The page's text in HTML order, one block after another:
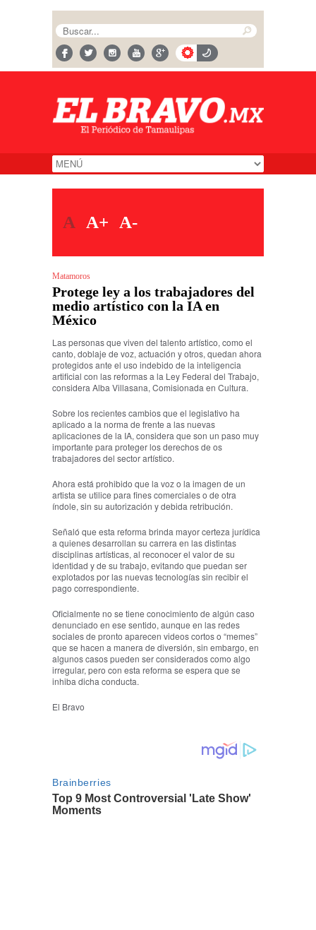
A A+ A-
Matamoros
Protege ley a los trabajadores del
medio artístico con la IA en
México
Las personas que viven del talento artístico, como el
canto, doblaje de voz, actuación y otros, quedan ahora
protegidos ante el uso indebido de la inteligencia
artificial con las reformas a la Ley Federal del Trabajo,
considera Alba Villasana, Comisionada en Cultura.
Sobre los recientes cambios que el legislativo ha
aplicado a la norma de frente a las nuevas
aplicaciones de la IA, considera que son un paso muy
importante para proteger los derechos de os
trabajadores del sector artístico.
Ahora está prohibido que la voz o la imagen de un
artista se utilice para fines comerciales o de otra
índole, sin su autorización y debida retribución.
Señaló que esta reforma brinda mayor certeza jurídica
a quienes desarrollan su carrera en las distintas
disciplinas artísticas, al reconocer el valor de su
identidad y de su trabajo, evitando que puedan ser
explotados por las nuevas tecnologías sin recibir el
pago correspondiente.
Oficialmente no se tiene conocimiento de algún caso
denunciado en ese sentido, aunque en las redes
sociales de pronto aparecen videos cortos o “memes”
que se hacen a manera de diversión, sin embargo, en
algunos casos pueden ser considerados como algo
irregular, pero con esta reforma se espera que se
inhiba dicha conducta.
El Bravo